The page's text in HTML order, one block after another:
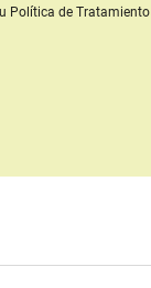
Política de Tratamiento